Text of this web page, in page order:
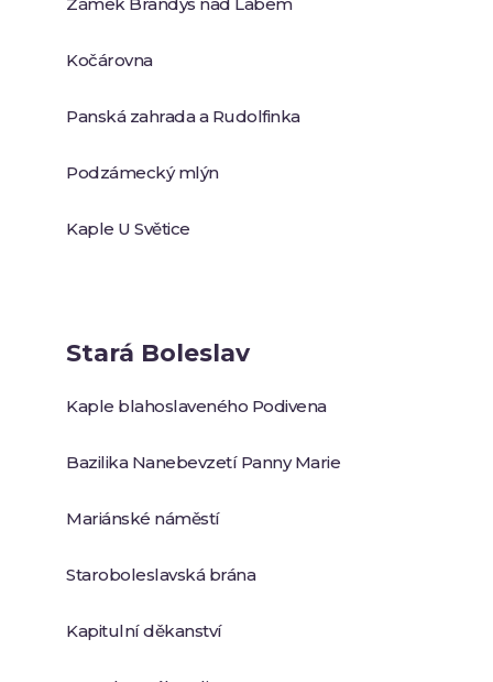
Kočárovna
Panská zahrada a Rudolfinka
Podzámecký mlýn
Kaple U Světice
Stará Boleslav
Kaple blahoslaveného Podivena
Bazilika Nanebevzetí Panny Marie
Mariánské náměstí
Staroboleslavská brána
Kapitulní děkanství